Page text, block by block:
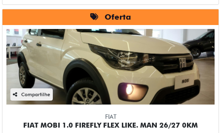
Oferta
Compartilhe
FIAT
FIAT MOBI 1.0 FIREFLY FLEX LIKE. MAN 26/27 0KM